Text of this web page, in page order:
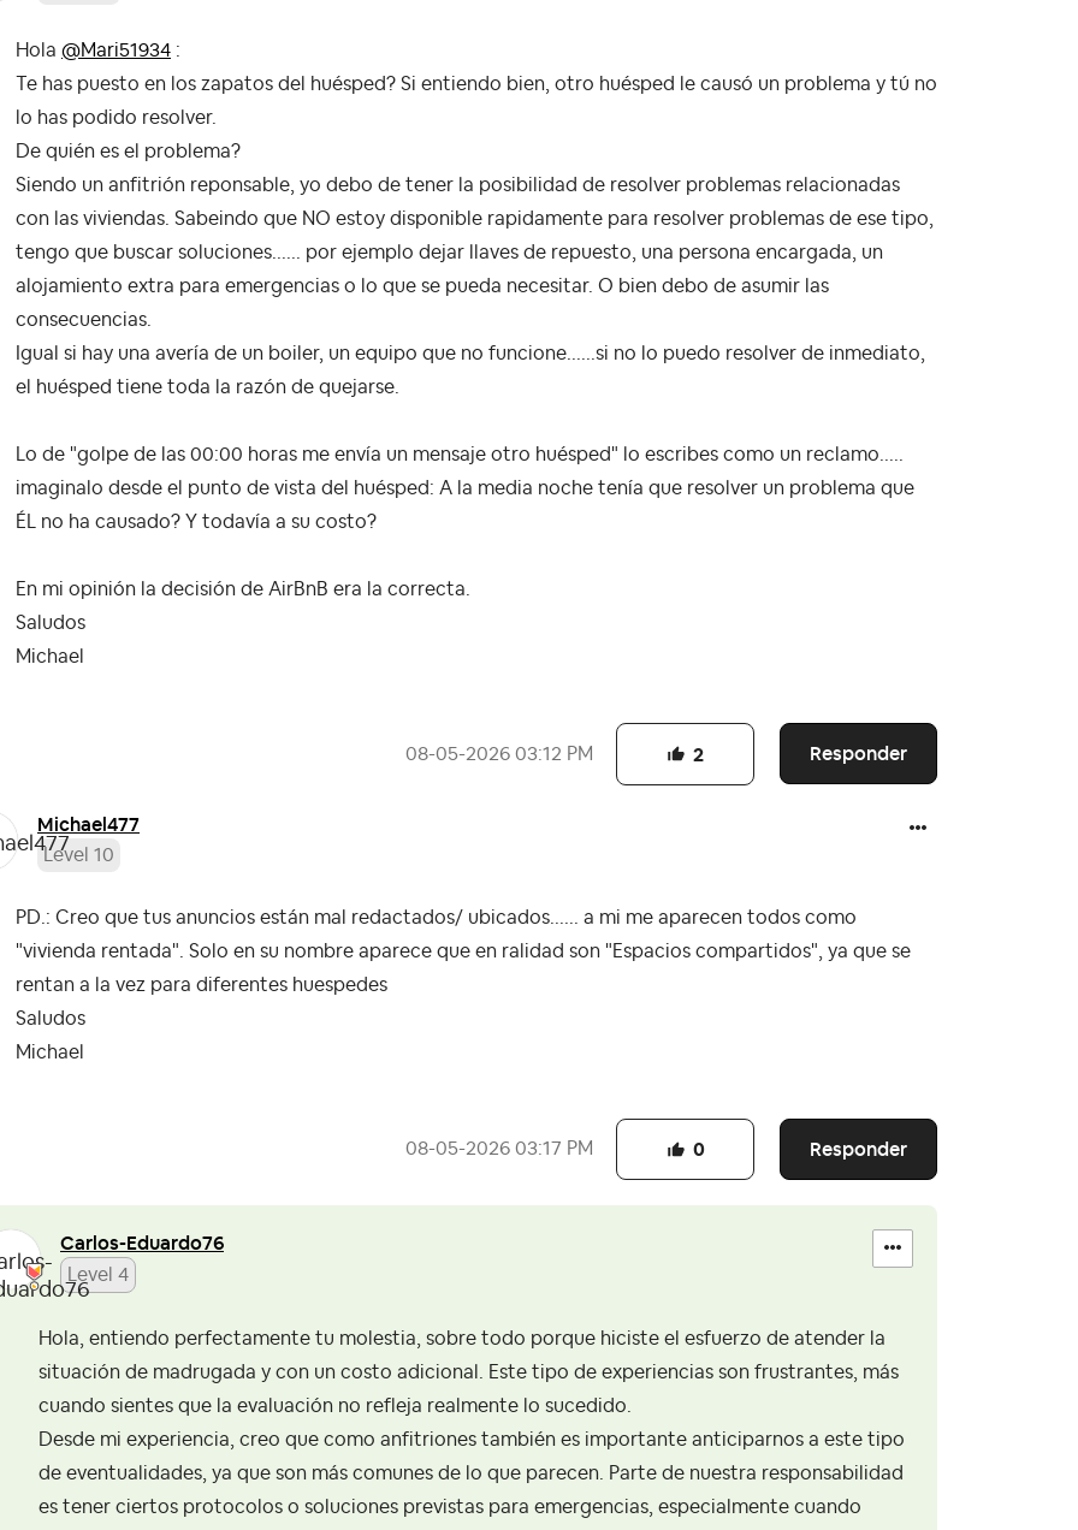
Hola @Mari51934 :
Te has puesto en los zapatos del huésped? Si entiendo bien, otro huésped le causó un problema y tú no
lo has podido resolver.
De quién es el problema?
Siendo un anfitrión reponsable, yo debo de tener la posibilidad de resolver problemas relacionadas
con las viviendas. Sabeindo que NO estoy disponible rapidamente para resolver problemas de ese tipo,
tengo que buscar soluciones...... por ejemplo dejar llaves de repuesto, una persona encargada, un
alojamiento extra para emergencias o lo que se pueda necesitar. O bien debo de asumir las
consecuencias.
Igual si hay una avería de un boiler, un equipo que no funcione......si no lo puedo resolver de inmediato,
el huésped tiene toda la razón de quejarse.
Lo de "golpe de las 00:00 horas me envía un mensaje otro huésped" lo escribes como un reclamo.....
imaginalo desde el punto de vista del huésped: A la media noche tenía que resolver un problema que
ÉL no ha causado? Y todavía a su costo?
En mi opinión la decisión de AirBnB era la correcta.
Saludos
Michael
‎08-05-2026 03:12 PM Responder
2
Michael477
Level 10
PD.: Creo que tus anuncios están mal redactados/ ubicados...... a mi me aparecen todos como
"vivienda rentada". Solo en su nombre aparece que en ralidad son "Espacios compartidos", ya que se
rentan a la vez para diferentes huespedes
Saludos
Michael
‎08-05-2026 03:17 PM Responder
0
Carlos-Eduardo76
Level 4
Hola, entiendo perfectamente tu molestia, sobre todo porque hiciste el esfuerzo de atender la
situación de madrugada y con un costo adicional. Este tipo de experiencias son frustrantes, más
cuando sientes que la evaluación no refleja realmente lo sucedido.
Desde mi experiencia, creo que como anfitriones también es importante anticiparnos a este tipo
de eventualidades, ya que son más comunes de lo que parecen. Parte de nuestra responsabilidad
es tener ciertos protocolos o soluciones previstas para emergencias, especialmente cuando